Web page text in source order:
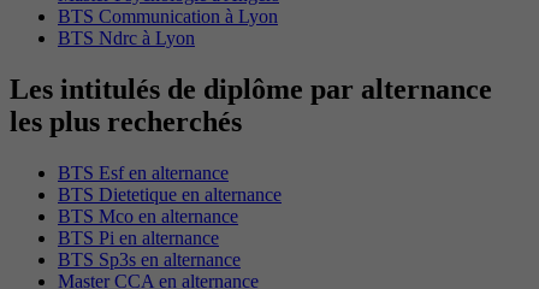
BTS Communication à Lyon
BTS Ndrc à Lyon
Les intitulés de diplôme par alternance
les plus recherchés
BTS Esf en alternance
BTS Dietetique en alternance
BTS Mco en alternance
BTS Pi en alternance
BTS Sp3s en alternance
Master CCA en alternance